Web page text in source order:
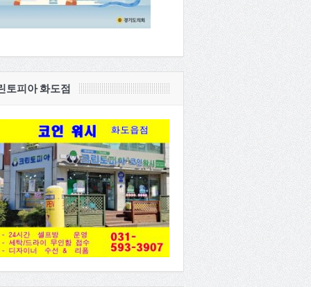
토피아 화도점